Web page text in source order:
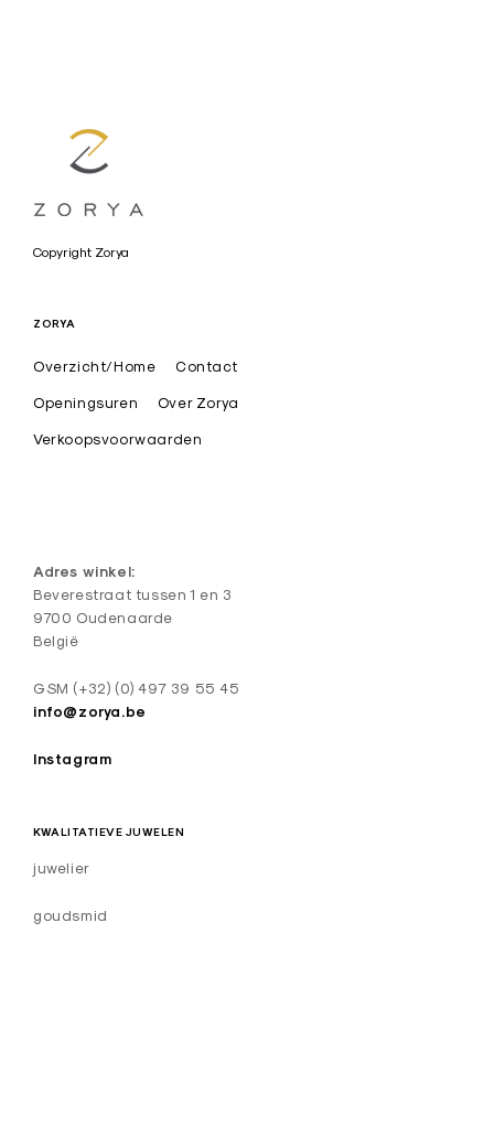
a
t
i
s
t
i
d
e
s
g
n
J
e
l
e
Copyright Zorya
ZORYA
Overzicht/Home Contact
Openingsuren Over Zorya
Verkoopsvoorwaarden
Adres winkel:
Beverestraat tussen 1 en 3
9700 Oudenaarde
België
GSM (+32) (0) 497 39 55 45
info@zorya.be
Instagram
KWALITATIEVE JUWELEN
juwelier
goudsmid